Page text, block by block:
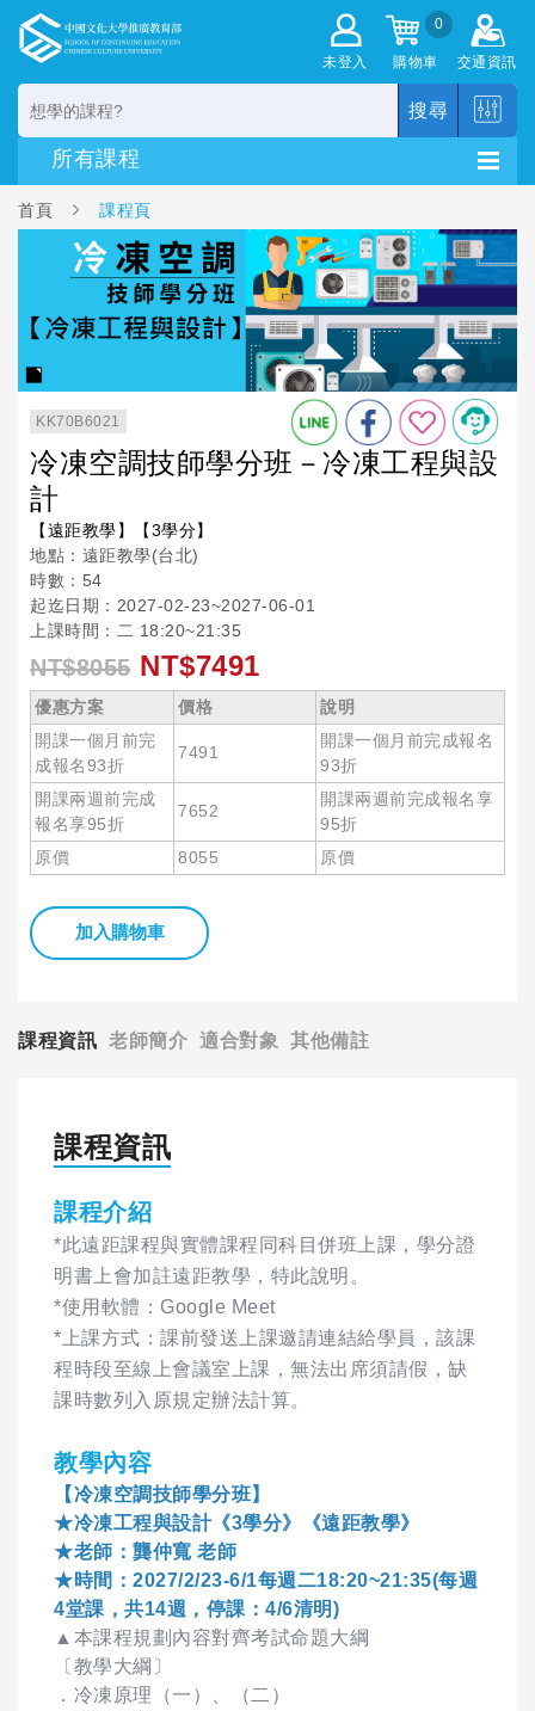
未登入
0
購物車 交通資訊
搜尋
首頁 課程頁
KK70B6021
冷凍空調技師學分班－冷凍工程與設
計
【遠距教學】【3學分】
地點：遠距教學(台北)
時數：54
起迄日期：2027-02-23~2027-06-01
上課時間：二 18:20~21:35
NT$8055 NT$7491
優惠方案 價格
說明
開課一個月前完
成報名93折
7491
開課一個月前完成報名
93折
開課兩週前完成
報名享95折
7652
開課兩週前完成報名享
95折
原價
8055 原價
加入購物車
課程資訊 老師簡介 適合對象 其他備註
課程資訊
課程介紹
*此遠距課程與實體課程同科目併班上課，學分證
明書上會加註遠距教學，特此說明。
*使用軟體：Google Meet
*上課方式：課前發送上課邀請連結給學員，該課
程時段至線上會議室上課，無法出席須請假，缺
課時數列入原規定辦法計算。
教學內容
【冷凍空調技師學分班】
★冷凍工程與設計《3學分》《遠距教學》
★老師：龔仲寬 老師
★時間：2027/2/23-6/1每週二18:20~21:35(每週
4堂課，共14週，停課：4/6清明)
▲本課程規劃內容對齊考試命題大綱
〔教學大綱〕
．冷凍原理（一）、（二）